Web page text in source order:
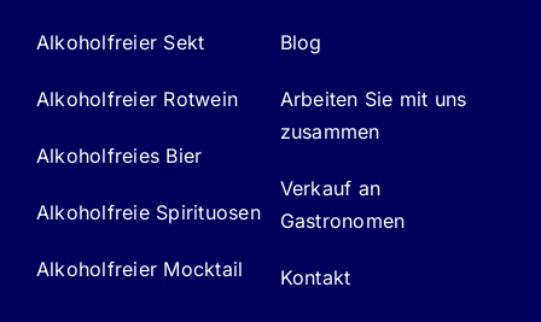
Alkoholfreier Sekt
Alkoholfreier Rotwein
Alkoholfreies Bier
Alkoholfreie Spirituosen
Alkoholfreier Mocktail
Blog
Arbeiten Sie mit uns
zusammen
Verkauf an
Gastronomen
Kontakt